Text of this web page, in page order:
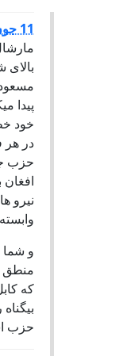
11 جون 2007, 03:16
بالای
پیدا
خود
در هر
حزب
نیرو
و شما
منطق
که
حزب